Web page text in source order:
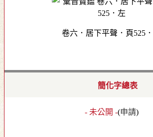
卷六．居下平聲．頁525
簡化字總表
- 未公開 -(申請)